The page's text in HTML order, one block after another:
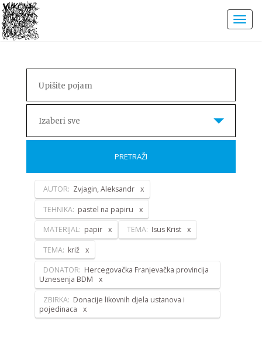
Izaberi sve
PRETRAŽI
AUTOR: Zvjagin, Aleksandr
TEHNIKA: pastel na papiru
MATERIJAL: papir TEMA: Isus Krist
TEMA: križ
DONATOR: Hercegovačka Franjevačka provincija
Uznesenja BDM
ZBIRKA: Donacije likovnih djela ustanova i
pojedinaca